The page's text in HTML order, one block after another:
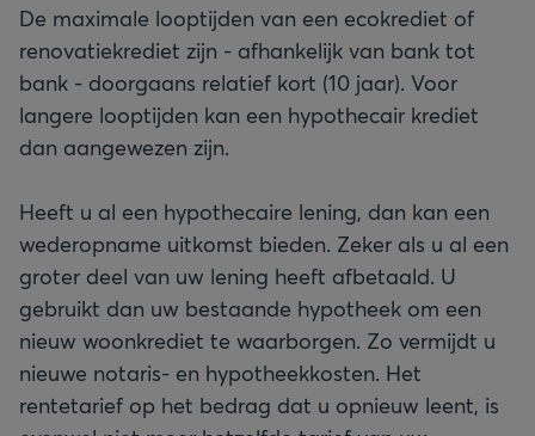
De maximale looptijden van een ecokrediet of
renovatiekrediet zijn - afhankelijk van bank tot
bank - doorgaans relatief kort (10 jaar). Voor
langere looptijden kan een hypothecair krediet
dan aangewezen zijn.
Heeft u al een hypothecaire lening, dan kan een
wederopname uitkomst bieden. Zeker als u al een
groter deel van uw lening heeft afbetaald. U
gebruikt dan uw bestaande hypotheek om een
nieuw woonkrediet te waarborgen. Zo vermijdt u
nieuwe notaris- en hypotheekkosten. Het
rentetarief op het bedrag dat u opnieuw leent, is